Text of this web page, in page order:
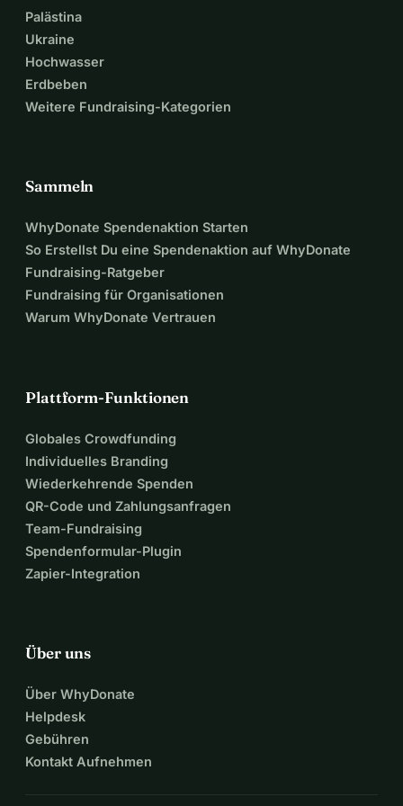
Palästina
Ukraine
Hochwasser
Erdbeben
Weitere Fundraising-Kategorien
Sammeln
WhyDonate Spendenaktion Starten
So Erstellst Du eine Spendenaktion auf WhyDonate
Fundraising-Ratgeber
Fundraising für Organisationen
Warum WhyDonate Vertrauen
Plattform-Funktionen
Globales Crowdfunding
Individuelles Branding
Wiederkehrende Spenden
QR-Code und Zahlungsanfragen
Team-Fundraising
Spendenformular-Plugin
Zapier-Integration
Über uns
Über WhyDonate
Helpdesk
Gebühren
Kontakt Aufnehmen